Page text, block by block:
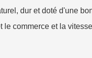
dur et doté d'une
le commerce et la